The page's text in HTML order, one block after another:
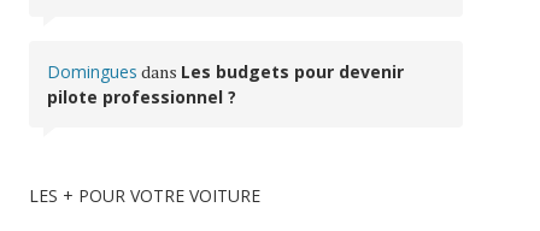
Domingues dans Les budgets pour devenir
pilote professionnel ?
LES + POUR VOTRE VOITURE